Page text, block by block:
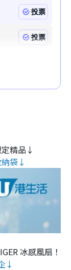
精品↓
袋↓
冰感風扇！
↓